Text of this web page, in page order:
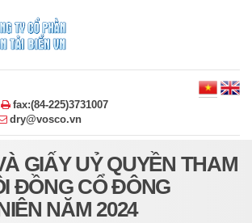
fax:(84-225)3731007
dry@vosco.vn
GIẤY UỶ QUYỀN THAM
ĐỒNG CỔ ĐÔNG
NĂM 2024